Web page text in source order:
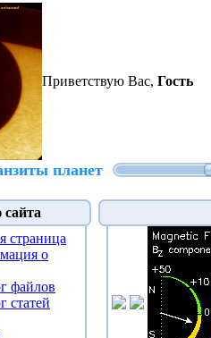
Приветствую Вас, Гость
планет
страница
о
файлов
статей